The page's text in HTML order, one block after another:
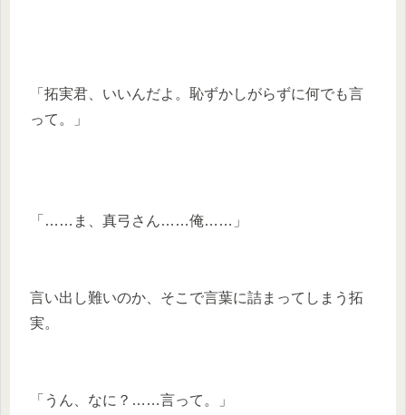
「拓実君、いいんだよ。恥ずかしがらずに何でも言
って。」
「……ま、真弓さん……俺……」
言い出し難いのか、そこで言葉に詰まってしまう拓
実。
「うん、なに？……言って。」